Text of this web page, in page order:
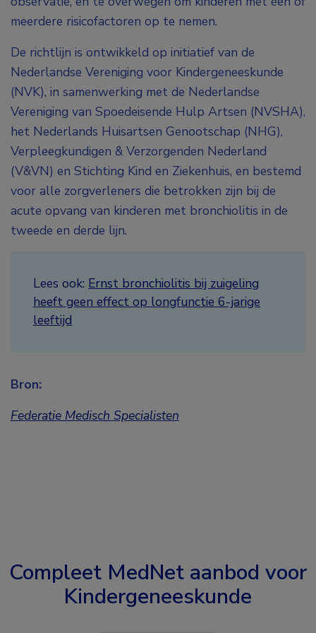
meerdere risicofactoren op te nemen.
De richtlijn is ontwikkeld op initiatief van de
Nederlandse Vereniging voor Kindergeneeskunde
(NVK), in samenwerking met de Nederlandse
Vereniging van Spoedeisende Hulp Artsen (NVSHA),
het Nederlands Huisartsen Genootschap (NHG),
Verpleegkundigen & Verzorgenden Nederland
(V&VN) en Stichting Kind en Ziekenhuis, en bestemd
voor alle zorgverleners die betrokken zijn bij de
acute opvang van kinderen met bronchiolitis in de
tweede en derde lijn.
Lees ook: Ernst bronchiolitis bij zuigeling
heeft geen effect op longfunctie 6-jarige
leeftijd
Bron:
Federatie Medisch Specialisten
Compleet MedNet aanbod voor
Kindergeneeskunde